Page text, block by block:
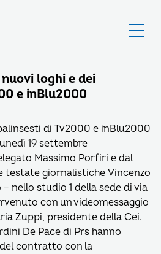
loghi e dei
e inBlu2000
di Tv2000 e inBlu2000
19 settembre
Massimo Porfiri e dal
testate giornalistiche Vincenzo
nello studio 1 della sede di via
con un videomessaggio
Zuppi, presidente della Cei.
De Pace di Prs hanno
contratto con la